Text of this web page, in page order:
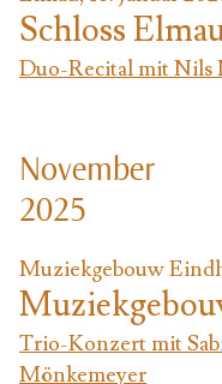
Schloss
Duo-Recital mit Nils
November
2025
Muziekgebouw
Trio-Konzert mit
Mönkemeyer